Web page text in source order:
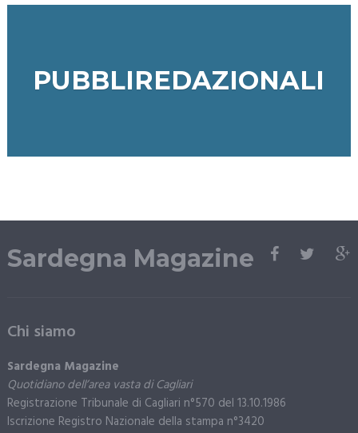
PUBBLIREDAZIONALI
Sardegna Magazine
Chi siamo
Sardegna Magazine
Quotidiano dell’area vasta di Cagliari
Registrazione Tribunale di Cagliari n°570 del 13.10.1986
Iscrizione Registro Nazionale della stampa n°3420